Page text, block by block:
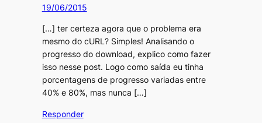
19/06/2015
[…] ter certeza agora que o problema era
mesmo do cURL? Simples! Analisando o
progresso do download, explico como fazer
isso nesse post. Logo como saída eu tinha
porcentagens de progresso variadas entre
40% e 80%, mas nunca […]
Responder